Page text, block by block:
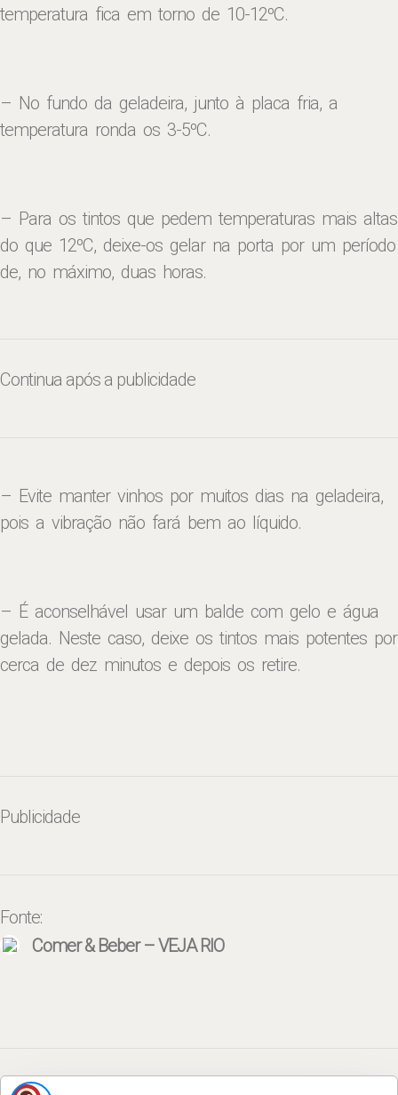
temperatura fica em torno de 10-12ºC.
– No fundo da geladeira, junto à placa fria, a
temperatura ronda os 3-5ºC.
– Para os tintos que pedem temperaturas mais altas
do que 12ºC, deixe-os gelar na porta por um período
de, no máximo, duas horas.
Continua após a publicidade
– Evite manter vinhos por muitos dias na geladeira,
pois a vibração não fará bem ao líquido.
– É aconselhável usar um balde com gelo e água
gelada. Neste caso, deixe os tintos mais potentes por
cerca de dez minutos e depois os retire.
Publicidade
Fonte:
Comer & Beber – VEJA RIO